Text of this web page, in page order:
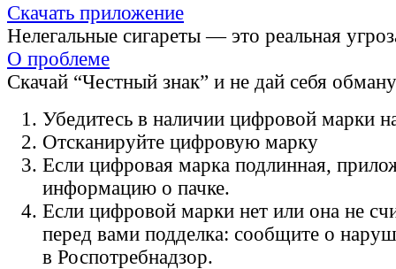
Скачать приложение
Нелегальные сигареты — это реальная
О проблеме
Скачай “Честный знак” и не дай себя
Убедитесь в наличии цифровой марки
Отсканируйте цифровую марку
Если цифровая марка подлинная,
информацию о пачке.
Если цифровой марки нет или она не
перед вами подделка: сообщите о
в Роспотребнадзор.